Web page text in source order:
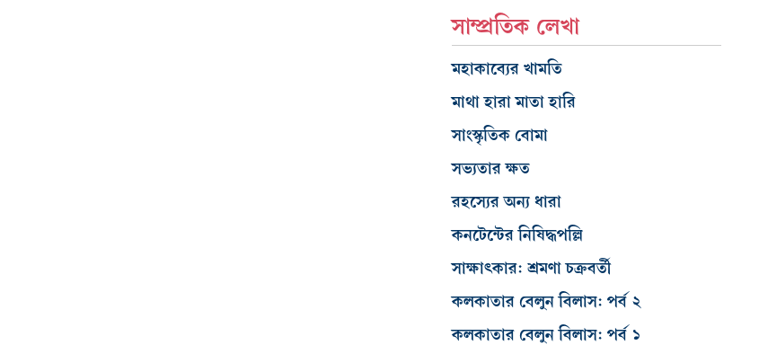
সাম্প্রতিক লেখা
মহাকাব্যের খামতি
মাথা হারা মাতা হারি
সাংস্কৃতিক বোমা
সভ্যতার ক্ষত
রহস্যের অন্য ধারা
কনটেন্টের নিষিদ্ধপল্লি
সাক্ষাৎকার: শ্রমণা চক্রবর্তী
কলকাতার বেলুন বিলাস: পর্ব ২
কলকাতার বেলুন বিলাস: পর্ব ১